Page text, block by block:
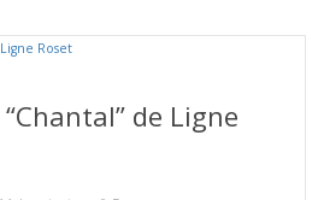
de Ligne